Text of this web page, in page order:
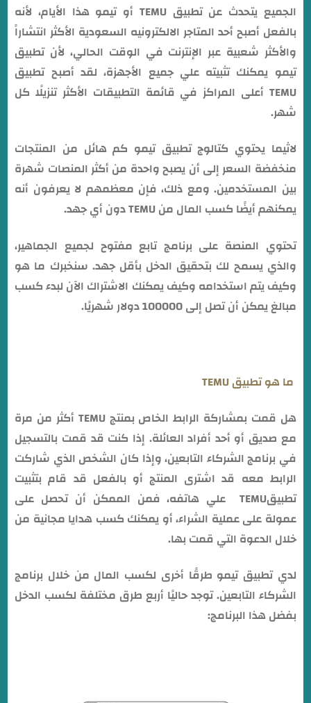
الجميع يتحدث عن تطبيق TEMU أو تيمو هذا الأيام، لأنه
بالفعل أصبح أحد المتاجر الالكترونيه السعودية الأكثر انتشاراً
والأكثر شعبية عبر الإنترنت في الوقت الحالي، لأن تطبيق
تيمو يمكنك تثبيته علي جميع الأجهزة، لقد أصبح تطبيق
TEMU أعلى المراكز في قائمة التطبيقات الأكثر تنزيلًا كل
شهر.
لاثيما يحتوي كتالوج تطبيق تيمو كم هائل من المنتجات
منخفضة السعر إلى أن يصبح واحدة من أكثر المنصات شهرة
بين المستخدمين. ومع ذلك، فإن معظمهم لا يعرفون أنه
يمكنهم أيضًا كسب المال من TEMU دون أي جهد.
تحتوي المنصة على برنامج تابع مفتوح لجميع الجماهير،
والذي يسمح لك بتحقيق الدخل بأقل جهد. سنخبرك ما هو
وكيف يتم استخدامه وكيف يمكنك الاشتراك الآن لبدء كسب
مبالغ يمكن أن تصل إلى 100000 دولار شهريًا.
ما هو تطبيق TEMU
هل قمت بمشاركة الرابط الخاص بمنتج TEMU أكثر من مرة
مع صديق أو أحد أفراد العائلة. إذا كنت قد قمت بالتسجيل
في برنامج الشركاء التابعين، وإذا كان الشخص الذي شاركت
الرابط معه قد اشترى المنتج أو بالفعل قد قام بتثبيت
تطبيقTEMU علي هاتفه، فمن الممكن أن تحصل على
عمولة على عملية الشراء، أو يمكنك كسب هدايا مجانية من
خلال الدعوة التي قمت بها.
لدي تطبيق تيمو طرقًا أخرى لكسب المال من خلال برنامج
الشركاء التابعين. توجد حاليًا أربع طرق مختلفة لكسب الدخل
بفضل هذا البرنامج: